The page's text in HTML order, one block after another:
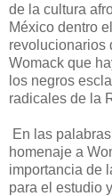
de la cultura
México dentro
revolucionarios
Womack que
los negros
radicales de la
En las
homenaje a
importancia de
para el estudio